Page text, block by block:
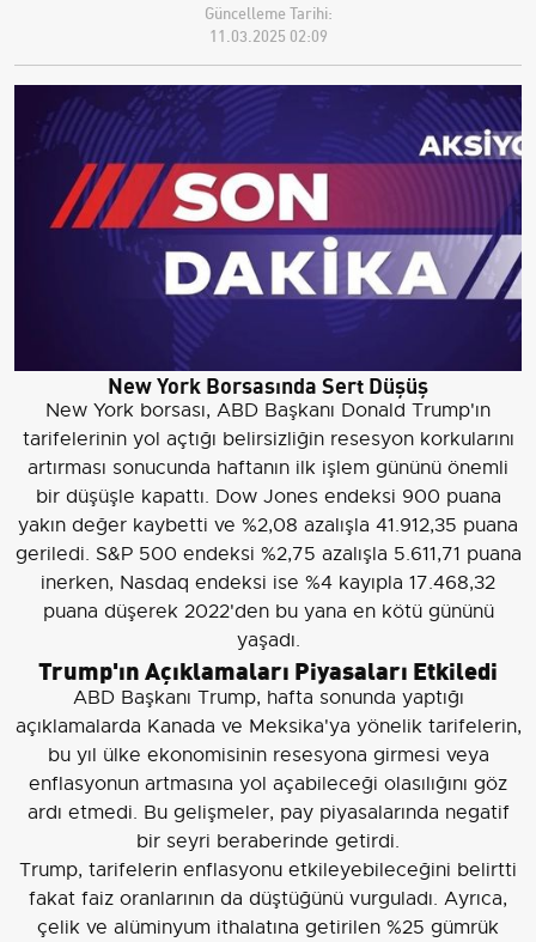
Güncelleme Tarihi:
11.03.2025 02:09
New York Borsasında Sert Düşüş
New York borsası, ABD Başkanı Donald Trump'ın
tarifelerinin yol açtığı belirsizliğin resesyon korkularını
artırması sonucunda haftanın ilk işlem gününü önemli
bir düşüşle kapattı. Dow Jones endeksi 900 puana
yakın değer kaybetti ve %2,08 azalışla 41.912,35 puana
geriledi. S&P 500 endeksi %2,75 azalışla 5.611,71 puana
inerken, Nasdaq endeksi ise %4 kayıpla 17.468,32
puana düşerek 2022'den bu yana en kötü gününü
yaşadı.
Trump'ın Açıklamaları Piyasaları Etkiledi
ABD Başkanı Trump, hafta sonunda yaptığı
açıklamalarda Kanada ve Meksika'ya yönelik tarifelerin,
bu yıl ülke ekonomisinin resesyona girmesi veya
enflasyonun artmasına yol açabileceği olasılığını göz
ardı etmedi. Bu gelişmeler, pay piyasalarında negatif
bir seyri beraberinde getirdi.
Trump, tarifelerin enflasyonu etkileyebileceğini belirtti
fakat faiz oranlarının da düştüğünü vurguladı. Ayrıca,
çelik ve alüminyum ithalatına getirilen %25 gümrük